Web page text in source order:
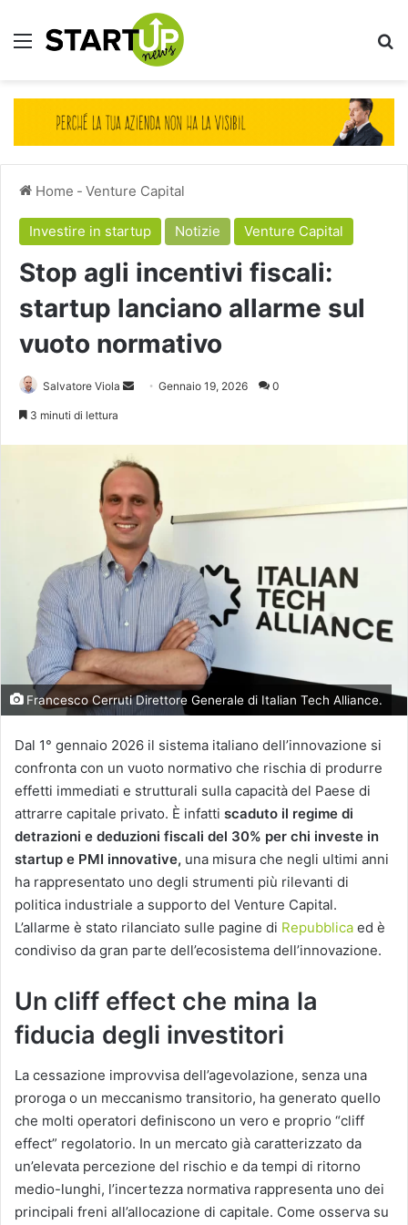
Menu
Home - Venture Capital
Investire in startup Notizie Venture Capital
Stop agli incentivi fiscali:
startup lanciano allarme sul
vuoto normativo
Salvatore Viola
Invia Gennaio 19, 2026 0
3 minuti di lettura
Francesco Cerruti Direttore Generale di Italian Tech Alliance.
Dal 1° gennaio 2026 il sistema italiano dell’innovazione si
confronta con un vuoto normativo che rischia di produrre
effetti immediati e strutturali sulla capacità del Paese di
attrarre capitale privato. È infatti scaduto il regime di
detrazioni e deduzioni fiscali del 30% per chi investe in
startup e PMI innovative, una misura che negli ultimi anni
ha rappresentato uno degli strumenti più rilevanti di
politica industriale a supporto del Venture Capital.
L’allarme è stato rilanciato sulle pagine di Repubblica ed è
condiviso da gran parte dell’ecosistema dell’innovazione.
Un cliff effect che mina la
fiducia degli investitori
La cessazione improvvisa dell’agevolazione, senza una
proroga o un meccanismo transitorio, ha generato quello
che molti operatori definiscono un vero e proprio “cliff
effect” regolatorio. In un mercato già caratterizzato da
un’elevata percezione del rischio e da tempi di ritorno
medio-lunghi, l’incertezza normativa rappresenta uno dei
principali freni all’allocazione di capitale. Come osserva su